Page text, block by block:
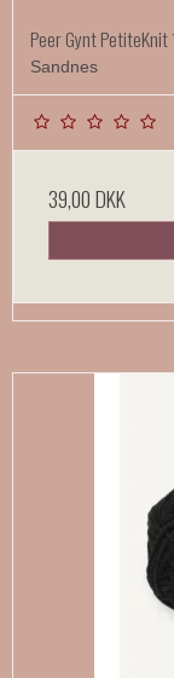
Peer Gynt
Sandnes
39,00 DKK